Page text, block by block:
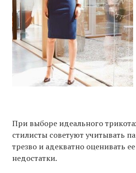
При выборе идеального
стилисты советуют учитывать
трезво и адекватно оценивать
недостатки.